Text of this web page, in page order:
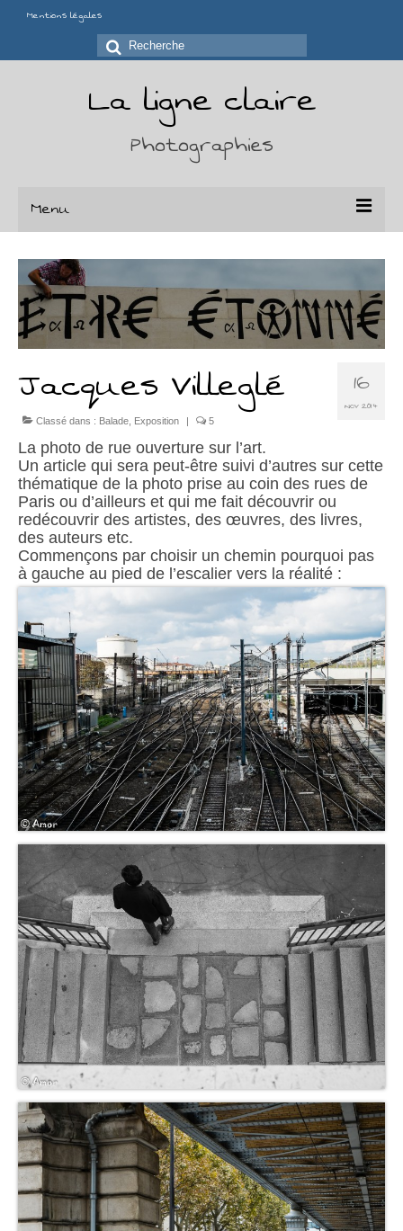
Mentions légales
Rechercher
:
La ligne claire
Photographies
Menu
Portfolio
Séries
Chaises
Déchirures
Chariots
Sacs à mains
A propos
Présentation
S’abonner
Contact
Liens
16
NOV 2014
Jacques Villeglé
Classé dans : Balade Exposition | 5
La photo de rue ouverture sur l’art.
Un article qui sera peut-être suivi d’autres sur cette
thématique de la photo prise au coin des rues de
Paris ou d’ailleurs et qui me fait découvrir ou
redécouvrir des artistes, des œuvres, des livres,
des auteurs etc.
Commençons par choisir un chemin pourquoi pas
à gauche au pied de l’escalier vers la réalité :